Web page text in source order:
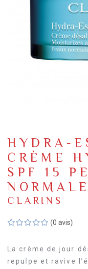
HYDRA-
CRÈME
SPF 15
CLARINS
(0 avis)
La crème de jour
repulpe et ravive